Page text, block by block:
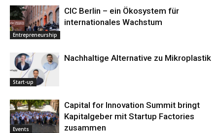
Entrepreneurship
CIC Berlin – ein Ökosystem für
internationales Wachstum
Start-up
Nachhaltige ­Alternative zu Mikroplastik
Events
Capital for Innovation Summit bringt
Kapitalgeber mit Startup Factories
zusammen